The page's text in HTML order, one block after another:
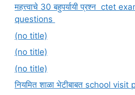
महत्त्वाचे 30 बहुपर्यायी प्रश्न ctet
questions
(no title)
(no title)
(no title)
नियमित शाळा भेटीबाबत school